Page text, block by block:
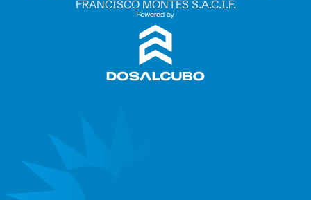
FRANCISCO MONTES S.A.C.I.F.